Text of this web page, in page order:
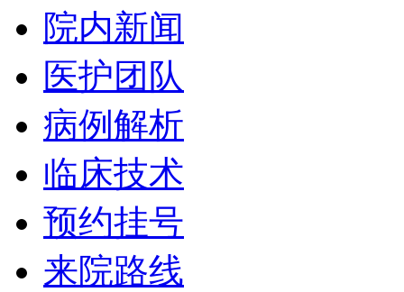
院内新闻
医护团队
病例解析
临床技术
预约挂号
来院路线